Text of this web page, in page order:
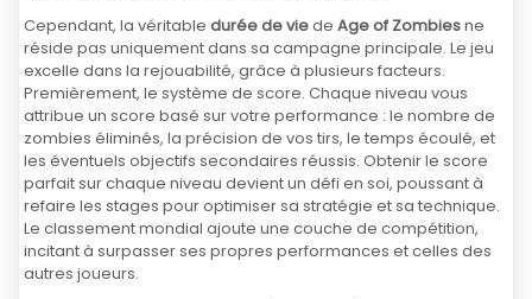
Cependant, la véritable durée de viede Age of Zombiesne
réside pas uniquement dans sa campagne principale. Le jeu
excelle dans la rejouabilité, grâce à plusieurs facteurs.
Premièrement, le système de score. Chaque niveau vous
attribue un score basé sur votre performance : le nombre de
zombies éliminés, la précision de vos tirs, le temps écoulé, et
les éventuels objectifs secondaires réussis. Obtenir le score
parfait sur chaque niveau devient un défi en soi, poussant à
refaire les stages pour optimiser sa stratégie et sa technique.
Le classement mondial ajoute une couche de compétition,
incitant à surpasser ses propres performances et celles des
autres joueurs.